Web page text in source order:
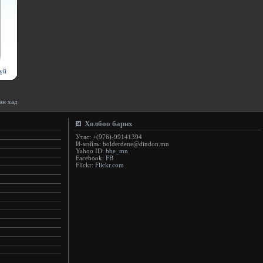
харагдаж эхэлдэг.(Абрахам Маслоу)
Холбоо барих
Утас: +(976)-99141394
И-мэйль: bolderdene@dindon.mn
Yahoo ID: bbe_mn
Facebook: FB
Flickr: Flickr.com